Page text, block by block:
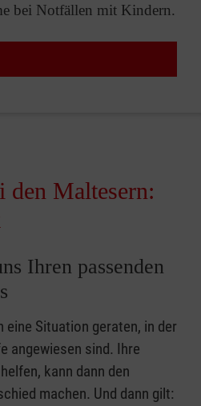
bei Notfällen mit Kindern.
den Maltesern:
Ihren passenden
eine Situation geraten, in der
angewiesen sind. Ihre
kann dann den
machen. Und dann gilt: